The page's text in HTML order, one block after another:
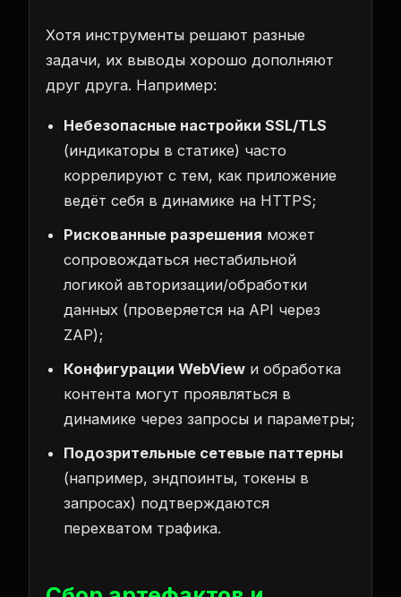
Хотя инструменты решают разные
задачи, их выводы хорошо дополняют
друг друга. Например:
Небезопасные настройки SSL/TLS
(индикаторы в статике) часто
коррелируют с тем, как приложение
ведёт себя в динамике на HTTPS;
Рискованные разрешения может
сопровождаться нестабильной
логикой авторизации/обработки
данных (проверяется на API через
ZAP);
Конфигурации WebView и обработка
контента могут проявляться в
динамике через запросы и параметры;
Подозрительные сетевые паттерны
(например, эндпоинты, токены в
запросах) подтверждаются
перехватом трафика.